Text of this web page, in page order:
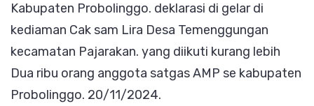
Kabupaten Probolinggo. deklarasi di gelar di
kediaman Cak sam Lira Desa Temenggungan
kecamatan Pajarakan. yang diikuti kurang lebih
Dua ribu orang anggota satgas AMP se kabupaten
Probolinggo. 20/11/2024.